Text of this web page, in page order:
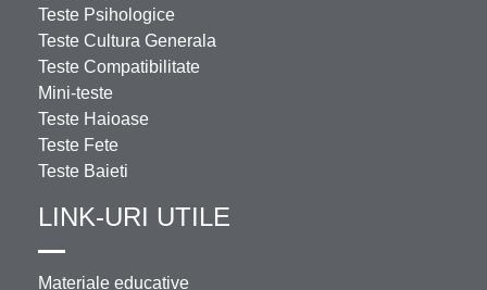
Teste Psihologice
Teste Cultura Generala
Teste Compatibilitate
Mini-teste
Teste Haioase
Teste Fete
Teste Baieti
LINK-URI UTILE
Materiale educative